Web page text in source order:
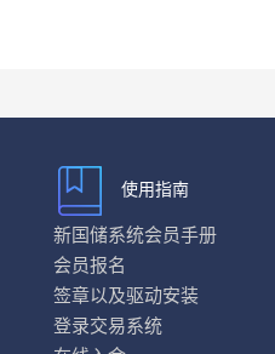
使用指南
新国储系统会员手册
会员报名
签章以及驱动安装
登录交易系统